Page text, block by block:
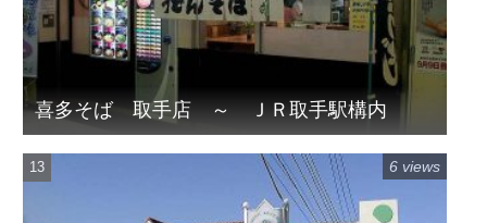
喜多そば 取手店 ～ ＪＲ取手駅構内
6 views